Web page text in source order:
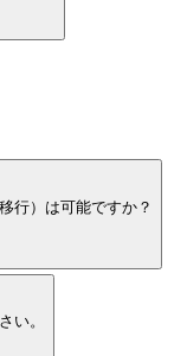
行）は可能ですか？
い。